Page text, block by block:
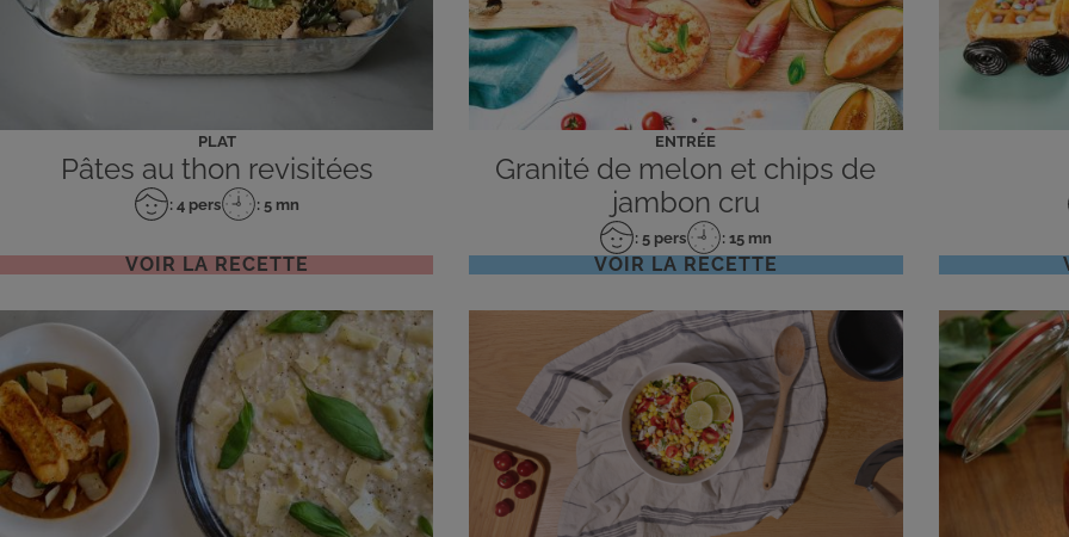
PLAT
Pâtes au thon revisitées
Nombre
personnes
: 4 pers
Temps
préparation
: 5 mn
VOIR LA RECETTE
ENTRÉE
Granité de melon et chips de
jambon cru
Nombre
de
: 5 pers
Temps
de
: 15 mn
VOIR LA RECETTE